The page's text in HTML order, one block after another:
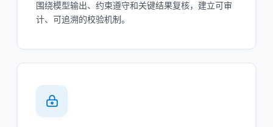
围绕模型输出、约束遵守和关键结果复核，建立可审
计、可追溯的校验机制。